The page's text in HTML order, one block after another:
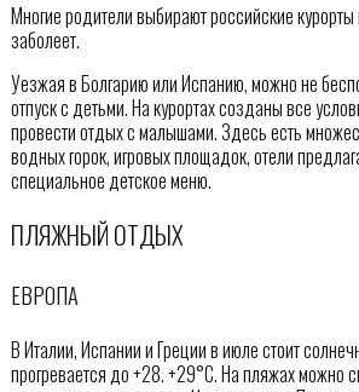
Многие родители выбирают российские
заболеет.
Уезжая в Болгарию или Испанию, можно не
отпуск с детьми. На курортах созданы все
провести отдых с малышами. Здесь есть
водных горок, игровых площадок, отели
специальное детское меню.
ПЛЯЖНЫЙ ОТДЫХ
ЕВРОПА
В Италии, Испании и Греции в июле стоит
прогревается до +28. +29°С. На пляжах можно